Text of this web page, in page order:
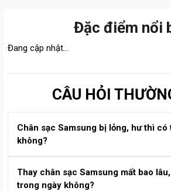
Đặc điểm nổi
Đang cập nhật...
CÂU HỎI
Chân sạc Samsung bị lỏng, hư thì có
không?
Có. Khi chân sạc Samsung bị lỏng,
nhận sạc, bạn hoàn toàn có thể thay
Thay chân sạc Samsung mất bao
trong ngày không?